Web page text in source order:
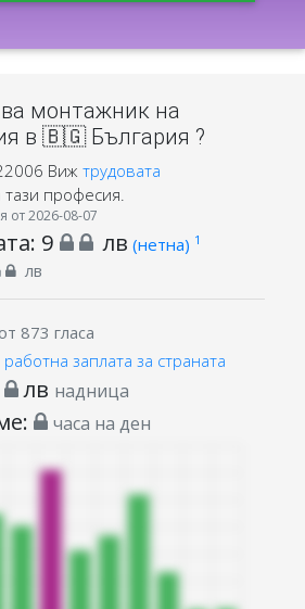
монтажник на
в 🇧🇬 България ?
Виж трудовата
тази професия.
от 2026-08-07
9 лв (нетна) 1
лв
873 гласа
заплата за страната
лв надница
часа на ден